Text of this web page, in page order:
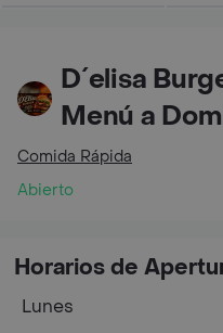
D´elisa
Menú a
Comida Rápida
Abierto
Horarios de
Lunes